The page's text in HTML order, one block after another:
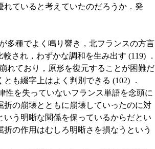
ていると考えていたのだろうか．発
種でよく鳴り響き，北フランスの方言
され，わずかな調和を生み出す (119) ．
ており，原形を復元することが困難だ
も綴字上はよく判別できる (102) ．
性を失っていないフランス単語を念頭に
の崩壊とともに崩壊していったのに対
う明晰な関係を保っているからだとい
の作用はむしろ明晰さを損なうという